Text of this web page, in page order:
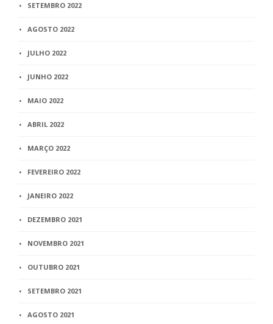
SETEMBRO 2022
AGOSTO 2022
JULHO 2022
JUNHO 2022
MAIO 2022
ABRIL 2022
MARÇO 2022
FEVEREIRO 2022
JANEIRO 2022
DEZEMBRO 2021
NOVEMBRO 2021
OUTUBRO 2021
SETEMBRO 2021
AGOSTO 2021